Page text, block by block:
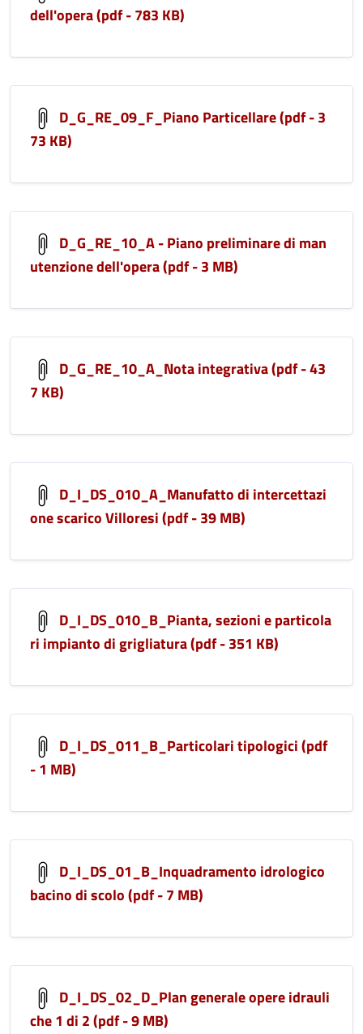
dell'opera (pdf - 783 KB)
D_G_RE_09_F_Piano Particellare (pdf - 3
73 KB)
D_G_RE_10_A - Piano preliminare di man
utenzione dell'opera (pdf - 3 MB)
D_G_RE_10_A_Nota integrativa (pdf - 43
7 KB)
D_I_DS_010_A_Manufatto di intercettazi
one scarico Villoresi (pdf - 39 MB)
D_I_DS_010_B_Pianta, sezioni e particola
ri impianto di grigliatura (pdf - 351 KB)
D_I_DS_011_B_Particolari tipologici (pdf
- 1 MB)
D_I_DS_01_B_Inquadramento idrologico
bacino di scolo (pdf - 7 MB)
D_I_DS_02_D_Plan generale opere idrauli
che 1 di 2 (pdf - 9 MB)